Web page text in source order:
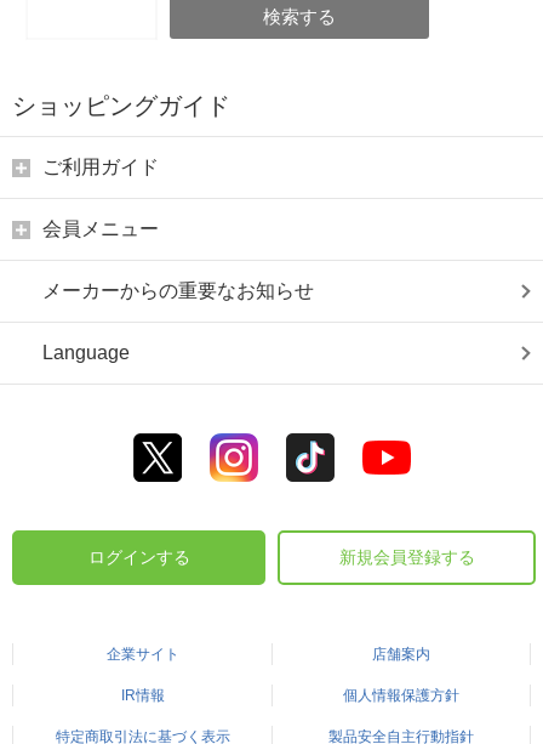
検索する
ショッピングガイド
ご利用ガイド
会員メニュー
メーカーからの重要なお知らせ
Language
ログインする 新規会員登録する
企業サイト 店舗案内
IR情報 個人情報保護方針
特定商取引法に基づく表示 製品安全自主行動指針